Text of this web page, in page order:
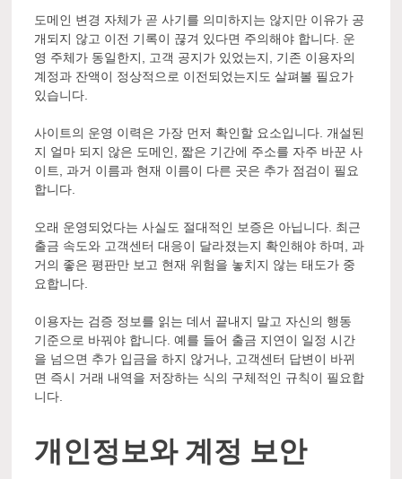
도메인 변경 자체가 곧 사기를 의미하지는 않지만 이유가 공
개되지 않고 이전 기록이 끊겨 있다면 주의해야 합니다. 운
영 주체가 동일한지, 고객 공지가 있었는지, 기존 이용자의
계정과 잔액이 정상적으로 이전되었는지도 살펴볼 필요가
있습니다.
사이트의 운영 이력은 가장 먼저 확인할 요소입니다. 개설된
지 얼마 되지 않은 도메인, 짧은 기간에 주소를 자주 바꾼 사
이트, 과거 이름과 현재 이름이 다른 곳은 추가 점검이 필요
합니다.
오래 운영되었다는 사실도 절대적인 보증은 아닙니다. 최근
출금 속도와 고객센터 대응이 달라졌는지 확인해야 하며, 과
거의 좋은 평판만 보고 현재 위험을 놓치지 않는 태도가 중
요합니다.
이용자는 검증 정보를 읽는 데서 끝내지 말고 자신의 행동
기준으로 바꿔야 합니다. 예를 들어 출금 지연이 일정 시간
을 넘으면 추가 입금을 하지 않거나, 고객센터 답변이 바뀌
면 즉시 거래 내역을 저장하는 식의 구체적인 규칙이 필요합
니다.
개인정보와 계정 보안